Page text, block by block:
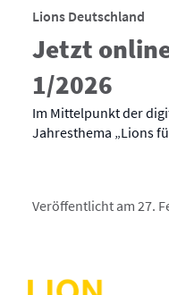
Lions Deutschland
Jetzt
1/2026
Im Mittelpunkt der
Jahresthema „Lions
Veröffentlicht am 27.